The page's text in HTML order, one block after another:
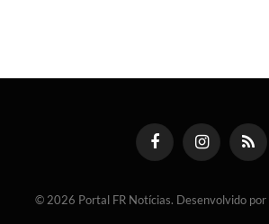
FacebookInstagramRSS
© 2026 Portal FR Notícias. Desenvolvido por